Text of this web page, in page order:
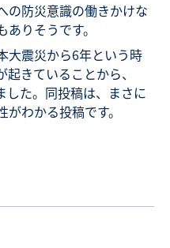
の防災意識の働きかけな
りそうです。
大震災から6年という時
きていることから、
した。同投稿は、まさに
わかる投稿です。